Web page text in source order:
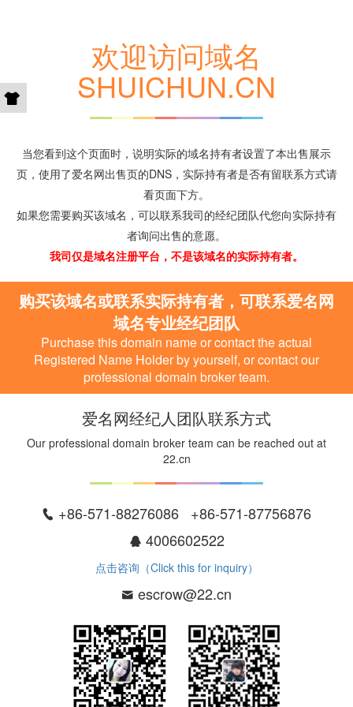
欢迎访问域名
SHUICHUN.CN
当您看到这个页面时，说明实际的域名持有者设置了本出售展示
页，使用了爱名网出售页的DNS，实际持有者是否有留联系方式请
看页面下方。
如果您需要购买该域名，可以联系我司的经纪团队代您向实际持有
者询问出售的意愿。
我司仅是域名注册平台，不是该域名的实际持有者。
购买该域名或联系实际持有者，可联系爱名网
域名专业经纪团队
Purchase this domain name or contact the actual
Registered Name Holder by yourself, or contact our
professional domain broker team.
爱名网经纪人团队联系方式
Our professional domain broker team can be reached out at
22.cn
+86-571-88276086 +86-571-87756876
4006602522
点击咨询（Click this for inquiry）
escrow@22.cn